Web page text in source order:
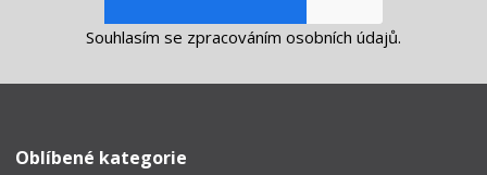
Souhlasím se zpracováním osobních údajů.
Oblíbené kategorie